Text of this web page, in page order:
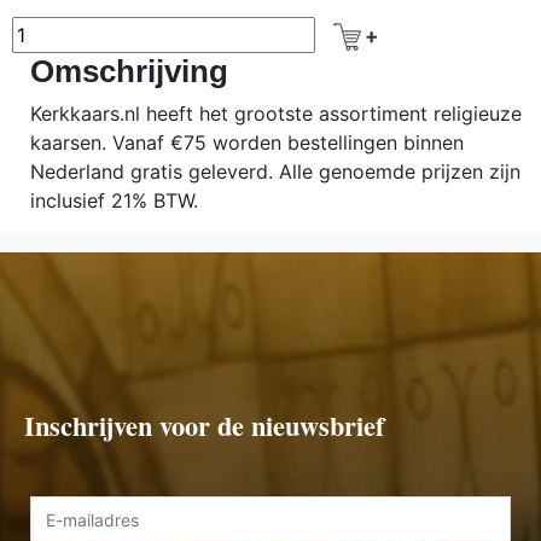
Omschrijving
Kerkkaars.nl heeft het grootste assortiment religieuze
kaarsen. Vanaf €75 worden bestellingen binnen
Nederland gratis geleverd. Alle genoemde prijzen zijn
inclusief 21% BTW.
Inschrijven voor de nieuwsbrief